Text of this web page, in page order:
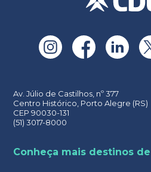
Av. Júlio de Castilhos, nº 377
Centro Histórico, Porto Alegre (RS)
CEP 90030-131
(51) 3017-8000
Conheça mais destinos